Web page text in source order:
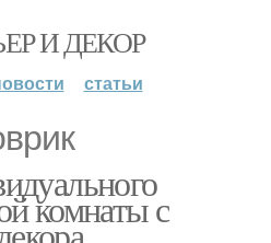
И ДЕКОР
статьи
комнаты с